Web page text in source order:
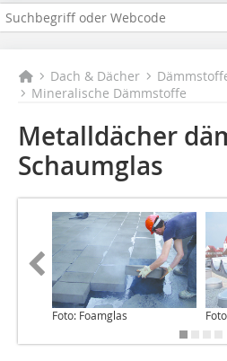
Dach & Dächer
Mineralische Dämmstoffe
Metalldächer
Schaumglas
Foto: Foamglas